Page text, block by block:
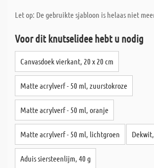
Let op: De gebruikte sjabloon is helaas niet
Voor dit knutselidee hebt u nodig
Canvasdoek vierkant, 20 x 20 cm
Matte acrylverf - 50 ml, zuurstokroze
Matte acrylverf - 50 ml, oranje
Matte acrylverf - 50 ml, lichtgroen
Aduis siersteenlijm, 40 g